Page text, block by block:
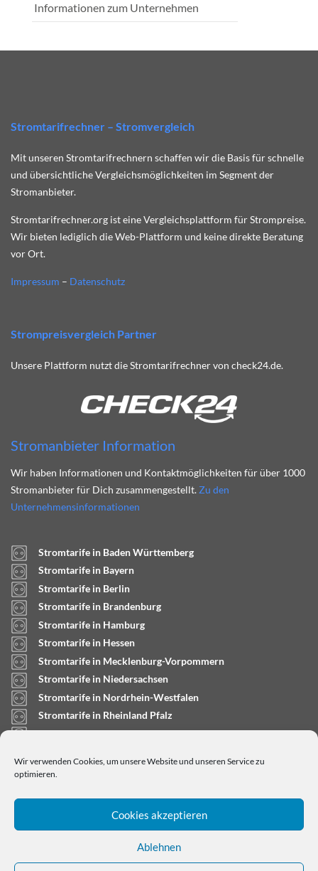
Wir verwenden Cookies, um unsere Website und unseren Service zu
optimieren.
Cookies akzeptieren
Ablehnen
Informationen zum Unternehmen
Stromtarifrechner – Stromvergleich
Mit unseren Stromtarifrechnern schaffen wir die Basis für schnelle
und übersichtliche Vergleichsmöglichkeiten im Segment der
Stromanbieter.
Stromtarifrechner.org ist eine Vergleichsplattform für Strompreise.
Wir bieten lediglich die Web-Plattform und keine direkte Beratung
vor Ort.
Impressum – Datenschutz
Strompreisvergleich Partner
Unsere Plattform nutzt die Stromtarifrechner von check24.de.
Stromanbieter Information
Wir haben Informationen und Kontaktmöglichkeiten für über 1000
Stromanbieter für Dich zusammengestellt. Zu den
Unternehmensinformationen
Stromtarife in Baden Württemberg
Stromtarife in Bayern
Stromtarife in Berlin
Stromtarife in Brandenburg
Stromtarife in Hamburg
Stromtarife in Hessen
Stromtarife in Mecklenburg-Vorpommern
Stromtarife in Niedersachsen
Stromtarife in Nordrhein-Westfalen
Stromtarife in Rheinland Pfalz
Stromtarife in Saarland
Stromtarife in Schleswig-Holstein